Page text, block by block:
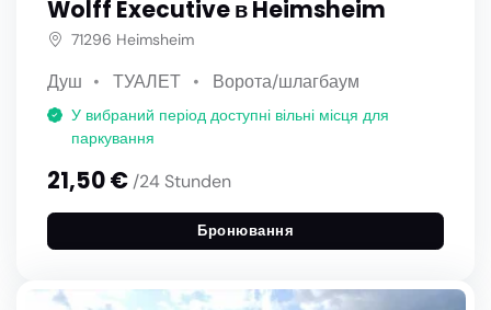
Wolff Executive в Heimsheim
71296 Heimsheim
Душ ТУАЛЕТ Ворота/шлагбаум
У вибраний період доступні вільні місця для
паркування
21,50 € /24 Stunden
Бронювання